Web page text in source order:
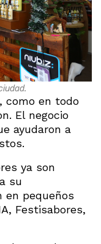
como en todo
El negocio
ayudaron a
ya son
su
en pequeños
Festisabores,